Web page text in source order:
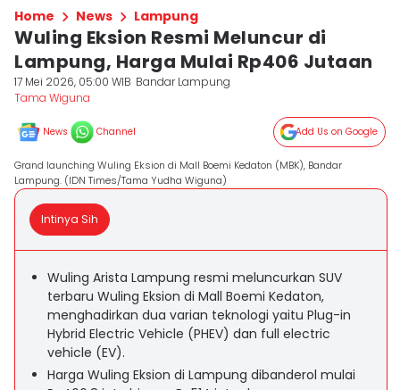
Home News Lampung
Wuling Eksion Resmi Meluncur di
Lampung, Harga Mulai Rp406 Jutaan
17 Mei 2026, 05:00 WIB Bandar Lampung
Tama Wiguna
News Channel Add Us on Google
Grand launching Wuling Eksion di Mall Boemi Kedaton (MBK), Bandar
Lampung. (IDN Times/Tama Yudha Wiguna)
Intinya Sih
Wuling Arista Lampung resmi meluncurkan SUV
terbaru Wuling Eksion di Mall Boemi Kedaton,
menghadirkan dua varian teknologi yaitu Plug-in
Hybrid Electric Vehicle (PHEV) dan full electric
vehicle (EV).
Harga Wuling Eksion di Lampung dibanderol mulai